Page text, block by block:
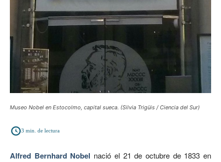
Museo Nobel en Estocolmo, capital sueca. (Silvia Trigüis / Ciencia del Sur)
3 min. de lectura
Alfred Bernhard Nobel nació el 21 de octubre de 1833 en